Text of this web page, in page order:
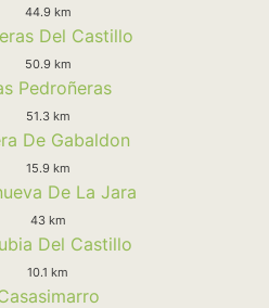
44.9 km
Del Castillo
50.9 km
Pedroñeras
51.3 km
De Gabaldon
15.9 km
De La Jara
43 km
Del Castillo
10.1 km